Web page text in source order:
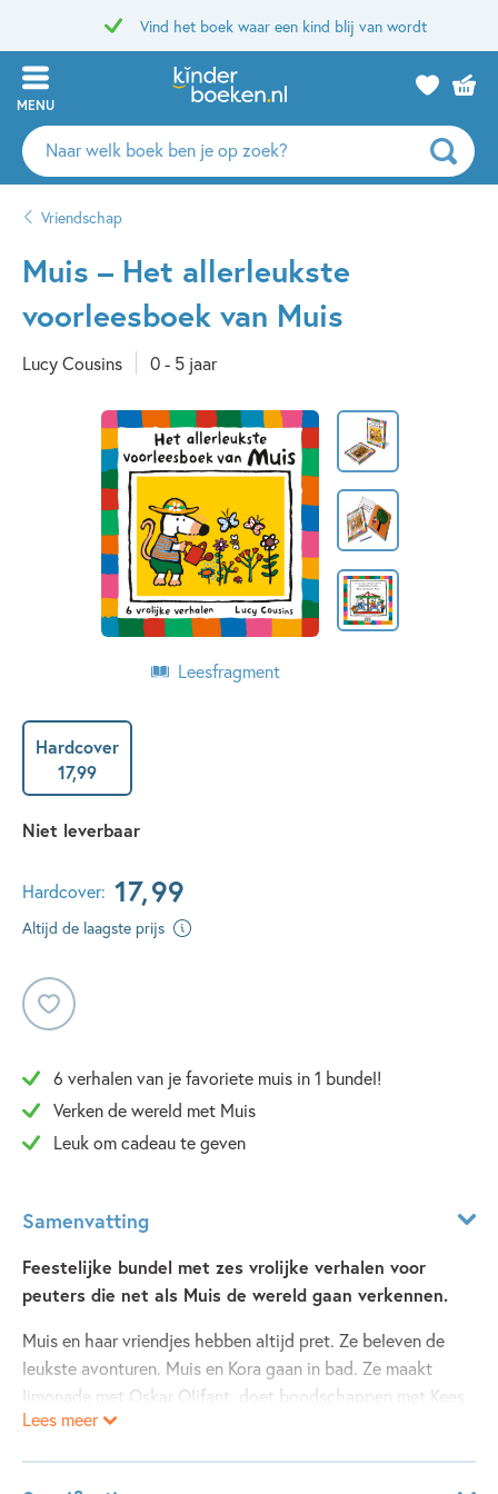
Vind het boek waar een kind blij van wordt
MENU
Zoeken
naar
auteurs
uitgevers
Vriendschap
Muis – Het allerleukste
voorleesboek van Muis
Lucy Cousins 0 - 5 jaar
Leesfragment
Hardcover
17,99
Niet leverbaar
Hardcover: 17,99
Altijd de laagste prijs
6 verhalen van je favoriete muis in 1 bundel!
Verken de wereld met Muis
Leuk om cadeau te geven
Samenvatting
Feestelijke bundel met zes vrolijke verhalen voor
peuters die net als Muis de wereld gaan verkennen.
Muis en haar vriendjes hebben altijd pret. Ze beleven de
leukste avonturen. Muis en Kora gaan in bad. Ze maakt
limonade met Oskar Olifant, doet boodschappen met Kees
Krokodil, bakt koekjes, gaat met haar vriendjes naar de
Lees meer